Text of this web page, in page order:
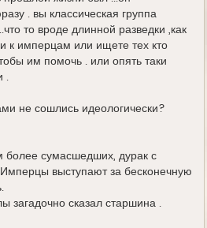
. вы классическая группа
то вроде длинной разведки ,как
к имперцам или ищете тех кто
им помочь . или опять таки
не сошлись идеологически?
более сумасшедших, дурак с
выступают за бесконечную
загадочно сказал старшина .